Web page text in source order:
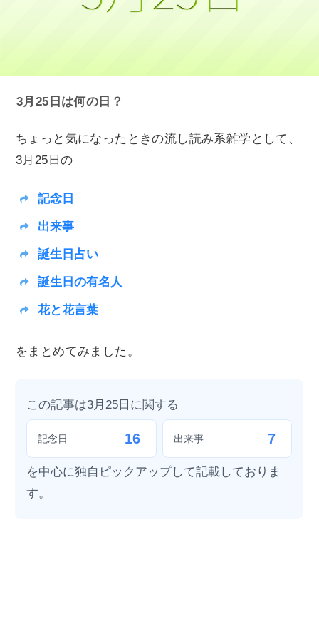
3月25日は何の日？
ちょっと気になったときの流し読み系雑学として、
3月25日の
記念日
出来事
誕生日占い
誕生日の有名人
花と花言葉
をまとめてみました。
この記事は3月25日に関する
記念日 16 出来事 7
を中心に独自ピックアップして記載しておりま
す。